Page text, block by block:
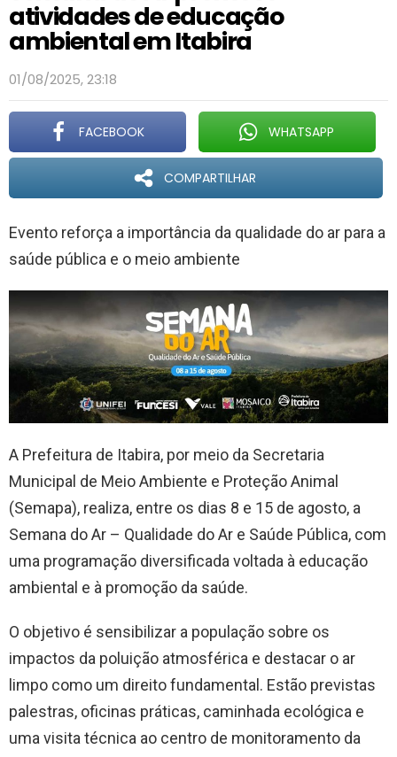
atividades de educação
ambiental em Itabira
01/08/2025, 23:18
FACEBOOK WHATSAPP
COMPARTILHAR
Evento reforça a importância da qualidade do ar para a
saúde pública e o meio ambiente
A Prefeitura de Itabira, por meio da Secretaria
Municipal de Meio Ambiente e Proteção Animal
(Semapa), realiza, entre os dias 8 e 15 de agosto, a
Semana do Ar – Qualidade do Ar e Saúde Pública, com
uma programação diversificada voltada à educação
ambiental e à promoção da saúde.
O objetivo é sensibilizar a população sobre os
impactos da poluição atmosférica e destacar o ar
limpo como um direito fundamental. Estão previstas
palestras, oficinas práticas, caminhada ecológica e
uma visita técnica ao centro de monitoramento da